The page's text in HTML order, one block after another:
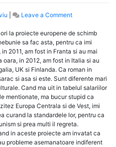
Leave a Commenton
Contributions
and
Fears
la proiecte europene de schimb
sa fac asta, pentru ca imi
2011, am fost in Franta si au mai
in 2012, am fost in Italia si au
UK si Finlanda. Ca roman in
si asa si este. Sunt diferente mari
Cand ma uit in tabelul salariilor
mentionate, ma bucur stupid ca
Europa Centrala si de Vest, imi
curand la standardele lor, pentru ca
si prea multi il regreta.
in aceste proiecte am invatat ca
probleme asemanatoare indiferent